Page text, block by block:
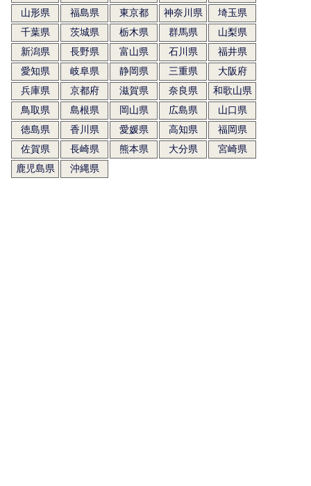
山形県
福島県 東京都 神奈川県
埼玉県
千葉県
茨城県 栃木県 群馬県
山梨県
新潟県
長野県 富山県 石川県
福井県
愛知県
岐阜県 静岡県 三重県
大阪府
兵庫県
京都府 滋賀県 奈良県
和歌山県
鳥取県
島根県 岡山県 広島県
山口県
徳島県
香川県 愛媛県 高知県
福岡県
佐賀県
長崎県 熊本県 大分県
宮崎県
鹿児島県
沖縄県